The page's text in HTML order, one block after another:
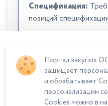
Спецификация:
позиций
Портал закупок
защищает
и обрабатывает
персонализации
Cookies можно в